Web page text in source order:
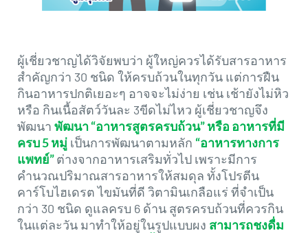
ผู้เชี่ยวชาญได้วิจัยพบว่า ผู้ใหญ่ควรได้รับสารอาหาร
สำคัญกว่า 30 ชนิด ให้ครบถ้วนในทุกวัน แต่การฝืน
กินอาหารปกติเยอะๆ อาจจะไม่ง่าย เช่น เช้ายังไม่หิว
หรือ กินเนื้อสัตว์วันละ 3ขีดไม่ไหว ผู้เชี่ยวชาญจึง
พัฒนา พัฒนา “อาหารสูตรครบถ้วน” หรือ อาหารที่มี
ครบ 5 หมู่ เป็นการพัฒนาตามหลัก “อาหารทางการ
แพทย์”ต่างจากอาหารเสริมทั่วไป เพราะมีการ
คำนวณปริมาณสารอาหารให้สมดุล ทั้งโปรตีน
คาร์โบไฮเดรต ไขมันที่ดี วิตามินเกลือแร่ ที่จำเป็น
กว่า 30 ชนิด ดูแลครบ 6 ด้าน สูตรครบถ้วนที่ควรกิน
ในแต่ละวัน มาทำให้อยู่ในรูปแบบผง สามารถชงดื่ม